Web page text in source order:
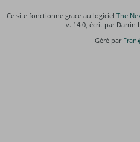
Ce site fonctionne grace au logiciel The
v. 14.0, écrit par Darrin
Géré par